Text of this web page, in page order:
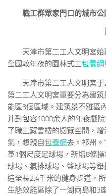
職工群眾家門口的城市公
天津市第二工人文明宮
全國較年夜的園林式工包養網
天津市第二工人文明宮
第二工人文明宮重要分為建
能區3個區域。建筑景不雅區
并對包容1000余人的年夜戲
了職工藏書樓的閱覽空間，
氣，想親自包養網去。祁州。
革1個尺度足球場，新增8條
球場、氣排球場、籃球場等
造全長2.4千米的健身步道，
生態效能區除了一湖兩島和3